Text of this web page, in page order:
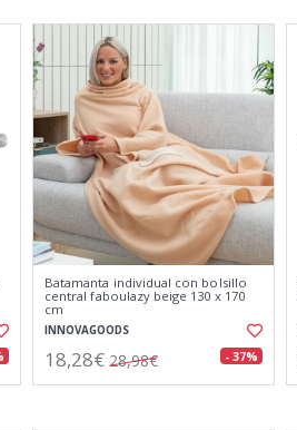
Batamanta individual con bolsillo
central faboulazy beige 130 x 170
cm
INNOVAGOODS
18,28€ 28,98€ - 37%